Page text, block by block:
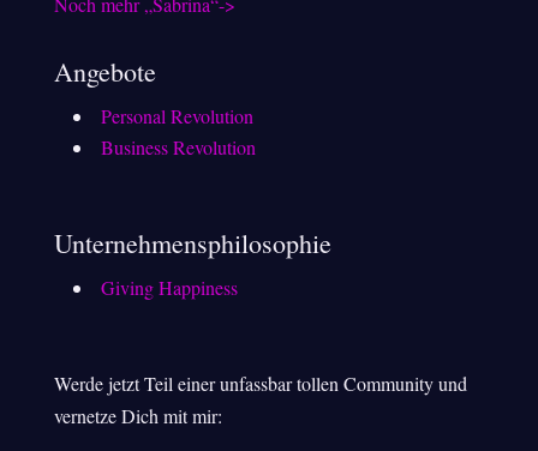
Angebote
Personal Revolution
Business Revolution
Unternehmensphilosophie
Giving Happiness
Werde jetzt Teil einer unfassbar tollen Community und
vernetze Dich mit mir: